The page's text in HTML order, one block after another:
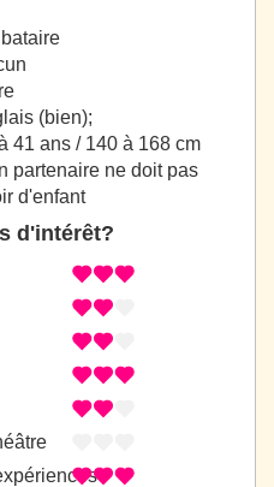
(bien);
41 ans / 140 à 168 cm
partenaire ne doit pas
d'enfant
d'intérêt?